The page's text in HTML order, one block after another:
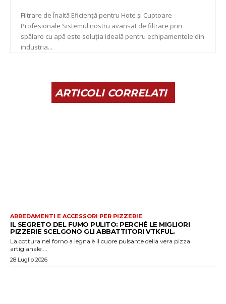
Filtrare de Înaltă Eficiență pentru Hote și Cuptoare
Profesionale Sistemul nostru avansat de filtrare prin
spălare cu apă este soluția ideală pentru echipamentele din
industria...
ARTICOLI CORRELATI
ARREDAMENTI E ACCESSORI PER PIZZERIE
IL SEGRETO DEL FUMO PULITO: PERCHÉ LE MIGLIORI
PIZZERIE SCELGONO GLI ABBATTITORI VTKFUL.
La cottura nel forno a legna è il cuore pulsante della vera pizza
artigianale:...
28 Luglio 2026